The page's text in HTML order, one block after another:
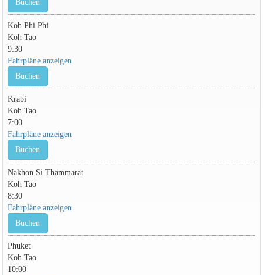
Buchen
Koh Phi Phi
Koh Tao
9:30
Fahrpläne anzeigen
Buchen
Krabi
Koh Tao
7:00
Fahrpläne anzeigen
Buchen
Nakhon Si Thammarat
Koh Tao
8:30
Fahrpläne anzeigen
Buchen
Phuket
Koh Tao
10:00